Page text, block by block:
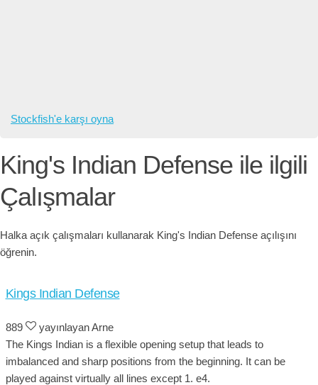
Stockfish'e karşı oyna
King's Indian Defense ile ilgili
Çalışmalar
Halka açık çalışmaları kullanarak King's Indian Defense açılışını
öğrenin.
Kings Indian Defense
889
yayınlayan Arne
The Kings Indian is a flexible opening setup that leads to
imbalanced and sharp positions from the beginning. It can be
played against virtually all lines except 1. e4.